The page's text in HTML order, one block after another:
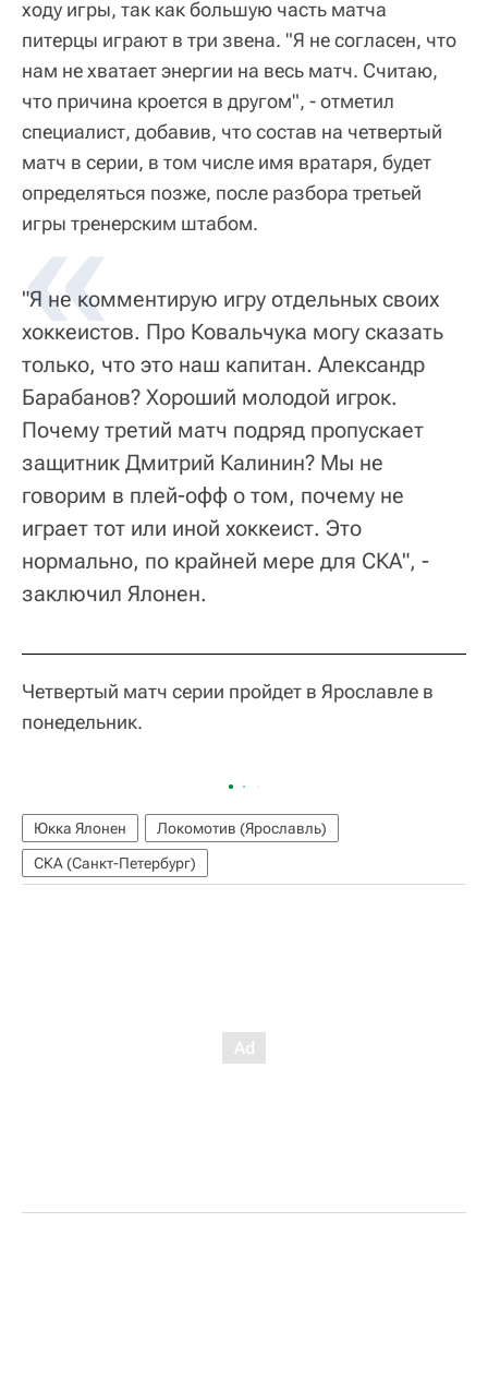
ходу игры, так как большую часть матча
питерцы играют в три звена. "Я не согласен, что
нам не хватает энергии на весь матч. Считаю,
что причина кроется в другом", - отметил
специалист, добавив, что состав на четвертый
матч в серии, в том числе имя вратаря, будет
определяться позже, после разбора третьей
игры тренерским штабом.
"Я не комментирую игру отдельных своих
хоккеистов. Про Ковальчука могу сказать
только, что это наш капитан. Александр
Барабанов? Хороший молодой игрок.
Почему третий матч подряд пропускает
защитник Дмитрий Калинин? Мы не
говорим в плей-офф о том, почему не
играет тот или иной хоккеист. Это
нормально, по крайней мере для СКА", -
заключил Ялонен.
Четвертый матч серии пройдет в Ярославле в
понедельник.
Юкка Ялонен
Локомотив (Ярославль)
СКА (Санкт-Петербург)